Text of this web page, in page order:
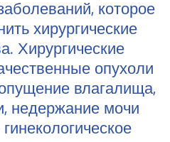
которое
хирургические
Хирургические
опухоли
влагалища,
недержание мочи.